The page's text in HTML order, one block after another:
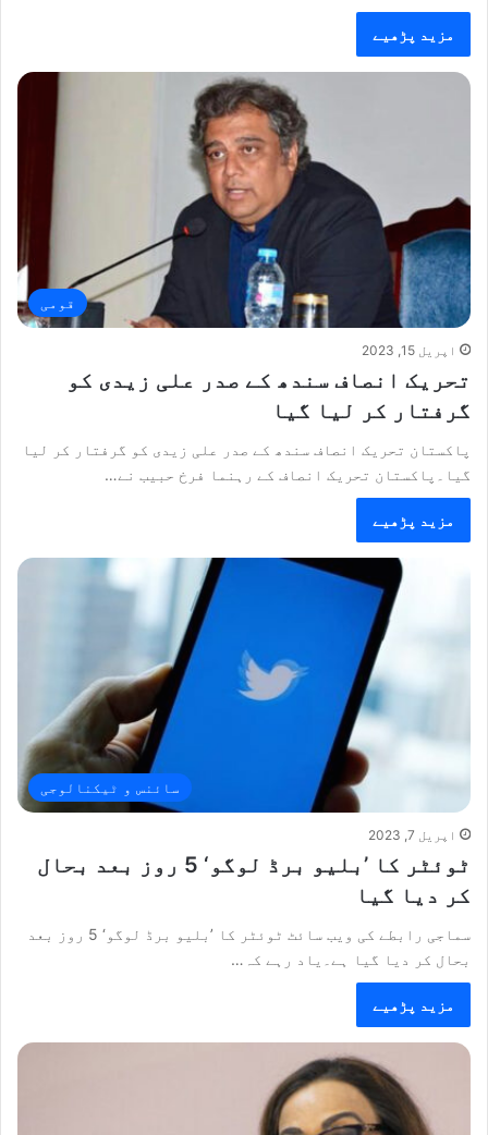
مزید پڑھیے
قومی
اپریل 15, 2023
تحریک انصاف سندھ کے صدر علی زیدی کو
گرفتار کر لیا گیا
پاکستان تحریک انصاف سندھ کے صدر علی زیدی کو گرفتار کر لیا
گیا۔پاکستان تحریک انصاف کے رہنما فرخ حبیب نے…
مزید پڑھیے
سائنس و ٹیکنالوجی
اپریل 7, 2023
ٹوئٹر کا ’بلیو برڈ لوگو‘ 5 روز بعد بحال
کر دیا گیا
سماجی رابطے کی ویب سائٹ ٹوئٹر کا ’بلیو برڈ لوگو‘ 5 روز بعد
بحال کر دیا گیا ہے۔یاد رہے کہ…
مزید پڑھیے